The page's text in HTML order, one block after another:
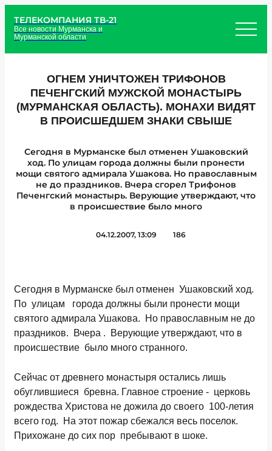
ТЕЛЕКОМПАНИЯ ТВ-21
Все новости Мурманска и
Мурманской области
ОГНЕМ УНИЧТОЖЕН ТРИФОНОВ
ПЕЧЕНГСКИЙ МУЖСКОЙ МОНАСТЫРЬ
(МУРМАНСКАЯ ОБЛАСТЬ). МОНАХИ ВИДЯТ
В ПРОИСШЕДШЕМ ЗНАКИ СВЫШЕ
Сегодня в Мурманске был отменен Ушаковский
ход. По улицам города должны были пронести
мощи святого адмирала Ушакова. Но православным
не до праздников. Вчера сгорел Трифонов
Печенгский монастырь. Верующие утверждают, что
в происшествие было много
04.12.2007, 13:09 186
Сегодня в Мурманске был отменен Ушаковский ход.
По улицам города должны были пронести мощи
святого адмирала Ушакова. Но православным не до
праздников. Вчера . Верующие утверждают, что в
происшествие было много странного.
Сейчас от древнего монастыря остались лишь
обуглившиеся бревна. Главное строение - церковь
рождества Христова не дожила до своего 100-летия
всего год. На этот пожар сбежался весь поселок.
Прихожане до сих пор пребывают в шоке.